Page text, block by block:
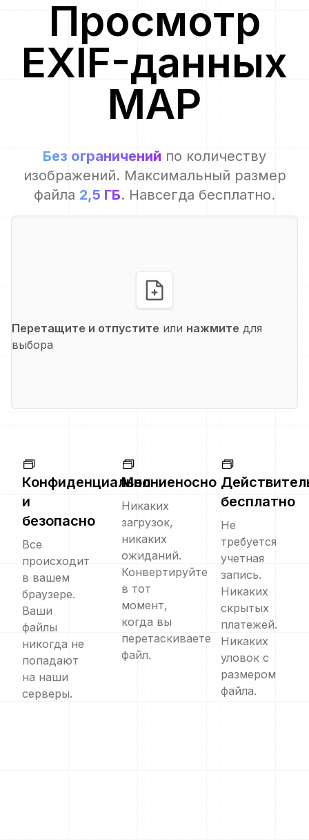
Просмотр
EXIF-данных
MAP
Без ограничений по количеству
изображений. Максимальный размер
файла 2,5 ГБ. Навсегда бесплатно.
Перетащите и отпустите или нажмите для
выбора
Конфиденциально
и
безопасно
Все
происходит
в вашем
браузере.
Ваши
файлы
никогда не
попадают
на наши
серверы.
Молниеносно
Никаких
загрузок,
никаких
ожиданий.
Конвертируйте
в тот
момент,
когда вы
перетаскиваете
файл.
бесплатно
Не
требуется
учетная
запись.
Никаких
скрытых
платежей.
Никаких
уловок с
размером
файла.